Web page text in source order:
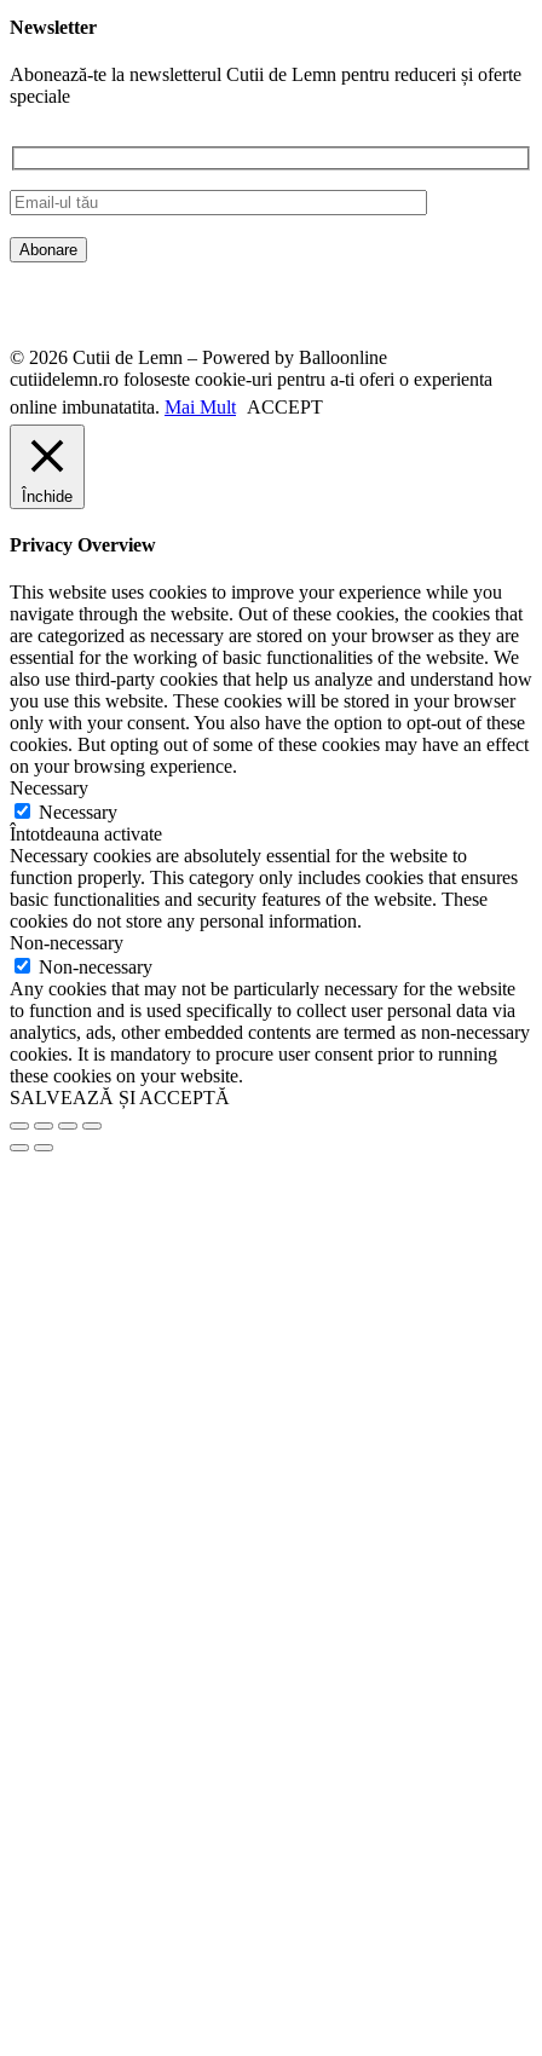
Newsletter
Abonează-te la newsletterul Cutii de Lemn pentru reduceri și oferte
speciale
© 2026 Cutii de Lemn – Powered by Balloonline
cutiidelemn.ro foloseste cookie-uri pentru a-ti oferi o experienta
online imbunatatita. Mai Mult ACCEPT
Închide
Privacy Overview
This website uses cookies to improve your experience while you
navigate through the website. Out of these cookies, the cookies that
are categorized as necessary are stored on your browser as they are
essential for the working of basic functionalities of the website. We
also use third-party cookies that help us analyze and understand how
you use this website. These cookies will be stored in your browser
only with your consent. You also have the option to opt-out of these
cookies. But opting out of some of these cookies may have an effect
on your browsing experience.
Necessary
Necessary
Întotdeauna activate
Necessary cookies are absolutely essential for the website to
function properly. This category only includes cookies that ensures
basic functionalities and security features of the website. These
cookies do not store any personal information.
Non-necessary
Non-necessary
Any cookies that may not be particularly necessary for the website
to function and is used specifically to collect user personal data via
analytics, ads, other embedded contents are termed as non-necessary
cookies. It is mandatory to procure user consent prior to running
these cookies on your website.
SALVEAZĂ ȘI ACCEPTĂ